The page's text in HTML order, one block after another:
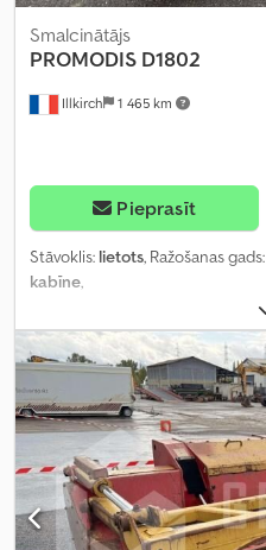
Illkirch 1 465 km
Smalcinātājs
PROMODIS D1802
Pieprasīt
Stāvoklis: lietots, Ražošanas gads:
kabīne,